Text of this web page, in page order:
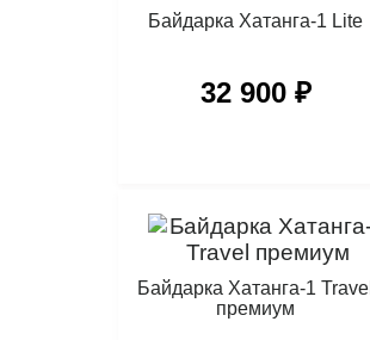
Байдарка Хатанга-1 Lite
32 900 ₽
Байдарка Хатанга-1 Travel
премиум